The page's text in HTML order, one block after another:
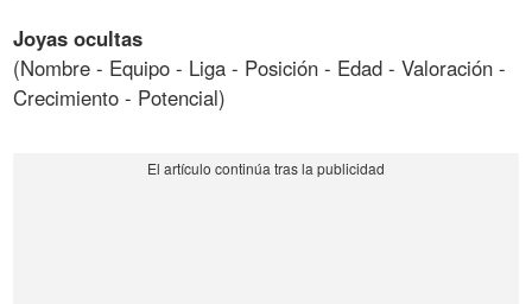
Joyas ocultas
(Nombre - Equipo - Liga - Posición - Edad - Valoración -
Crecimiento - Potencial)